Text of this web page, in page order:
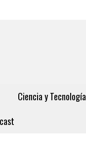
Ciencia y Tecnología